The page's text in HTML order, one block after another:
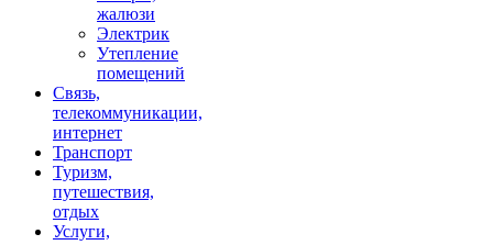
жалюзи
Электрик
Утепление
помещений
Связь,
телекоммуникации,
интернет
Транспорт
Туризм,
путешествия,
отдых
Услуги,